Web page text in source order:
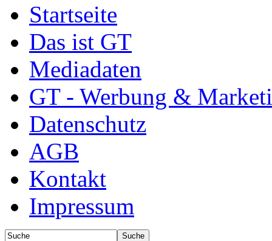
Startseite
Das ist GT
Mediadaten
GT - Werbung &
Datenschutz
AGB
Kontakt
Impressum